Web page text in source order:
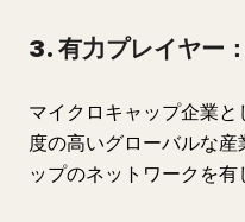
3. 有力プレイヤー
マイクロキャップ企業
度の高いグローバルな
ップのネットワークを有